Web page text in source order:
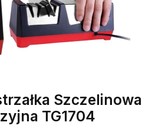
Szczelinowa
TG1704